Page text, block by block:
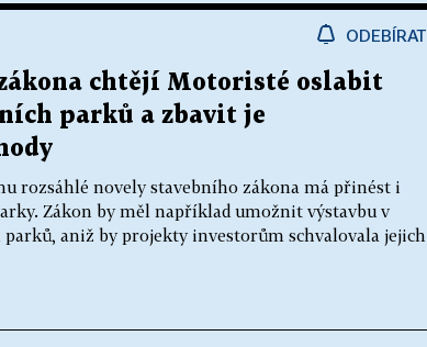
ODEBÍRAT
chtějí Motoristé oslabit
parků a zbavit je
rozsáhlé novely stavebního zákona má přinést i
Zákon by měl například umožnit výstavbu v
aniž by projekty investorům schvalovala jejich